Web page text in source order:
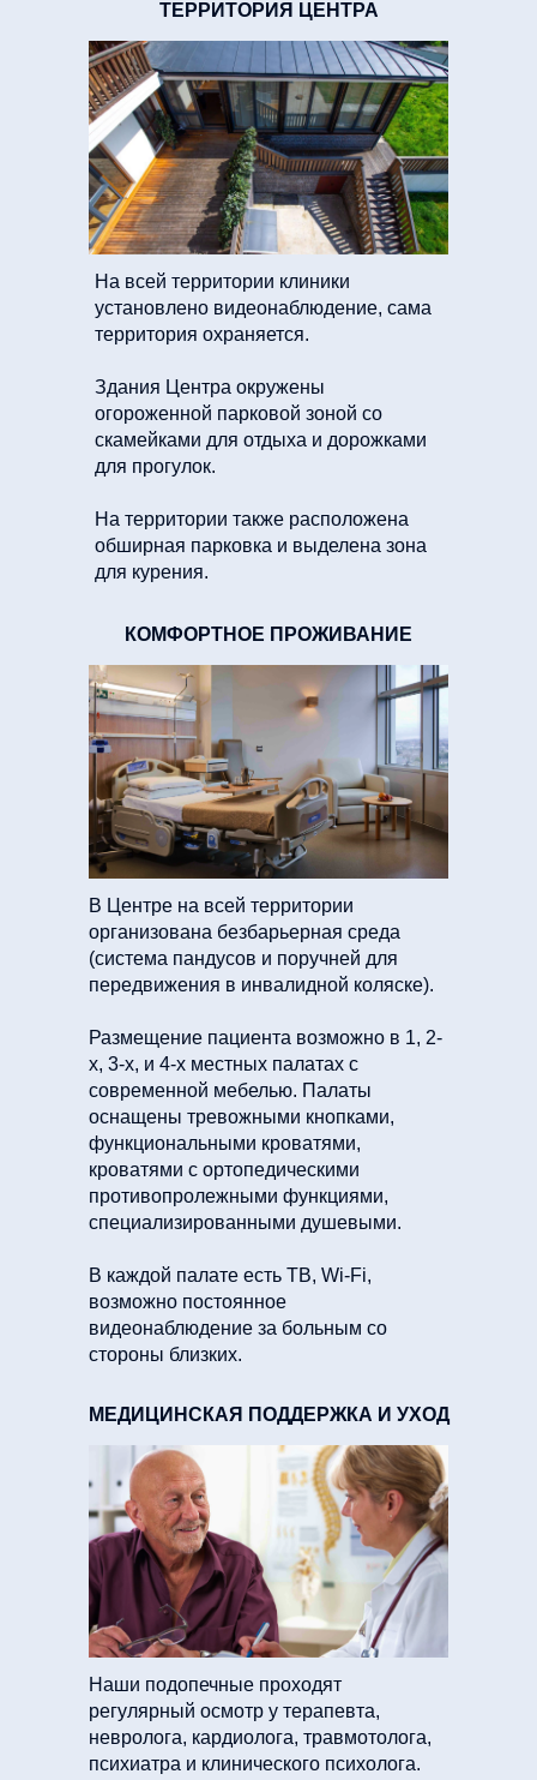
ТЕРРИТОРИЯ ЦЕНТРА
На всей территории клиники
установлено видеонаблюдение, сама
территория охраняется.
Здания Центра окружены
огороженной парковой зоной со
скамейками для отдыха и дорожками
для прогулок.
На территории также расположена
обширная парковка и выделена зона
для курения.
КОМФОРТНОЕ ПРОЖИВАНИЕ
В Центре на всей территории
организована безбарьерная среда
(система пандусов и поручней для
передвижения в инвалидной коляске).
Размещение пациента возможно в 1, 2-
х, 3-х, и 4-х местных палатах с
современной мебелью. Палаты
оснащены тревожными кнопками,
функциональными кроватями,
кроватями с ортопедическими
противопролежными функциями,
специализированными душевыми.
В каждой палате есть ТВ, Wi-Fi,
возможно постоянное
видеонаблюдение за больным со
стороны близких.
МЕДИЦИНСКАЯ ПОДДЕРЖКА И УХОД
Наши подопечные проходят
регулярный осмотр у терапевта,
невролога, кардиолога, травмотолога,
психиатра и клинического психолога.